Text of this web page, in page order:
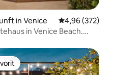
4,91 von 5, 511 Bewertungen
in Venice Durchschnittliche
4,96 (372)
in Venice Beach.
Favorit.